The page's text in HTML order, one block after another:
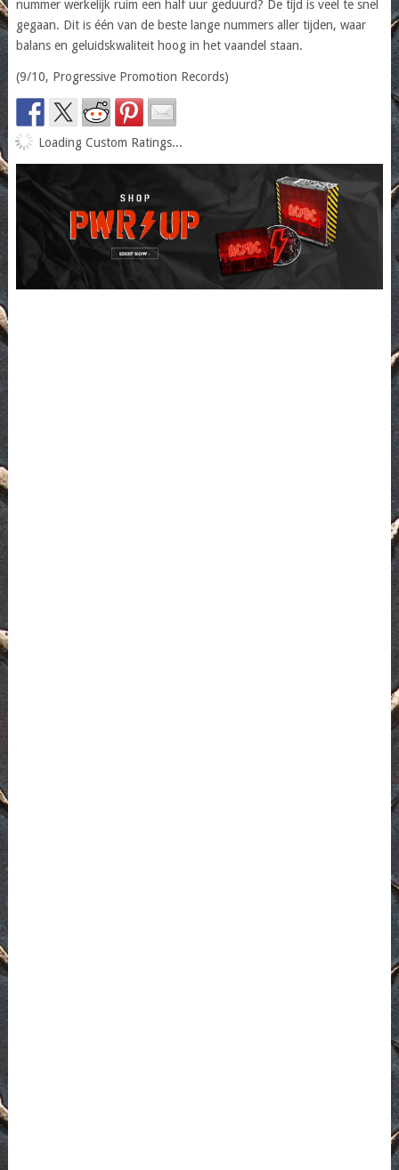
nummer werkelijk ruim een half uur geduurd? De tijd is veel te snel
gegaan. Dit is één van de beste lange nummers aller tijden, waar
balans en geluidskwaliteit hoog in het vaandel staan.
(9/10, Progressive Promotion Records)
Loading Custom Ratings...